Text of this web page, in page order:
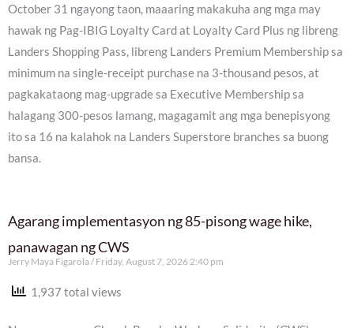
October 31 ngayong taon, maaaring makakuha ang mga may
hawak ng Pag-IBIG Loyalty Card at Loyalty Card Plus ng libreng
Landers Shopping Pass, libreng Landers Premium Membership sa
minimum na single-receipt purchase na 3-thousand pesos, at
pagkakataong mag-upgrade sa Executive Membership sa
halagang 300-pesos lamang, magagamit ang mga benepisyong
ito sa 16 na kalahok na Landers Superstore branches sa buong
bansa.
Agarang implementasyon ng 85-pisong wage hike,
panawagan ng CWS
Jerry Maya Figarola Friday, August 7, 2026 2:40 pm
1,937 total views